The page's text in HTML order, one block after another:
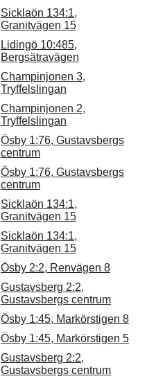
Sicklaön 134:1,
Granitvägen 15
Lidingö 10:485,
Bergsätravägen
Champinjonen 3,
Tryffelslingan
Champinjonen 2,
Tryffelslingan
Ösby 1:76, Gustavsbergs
centrum
Ösby 1:76, Gustavsbergs
centrum
Sicklaön 134:1,
Granitvägen 15
Sicklaön 134:1,
Granitvägen 15
Ösby 2:2, Renvägen 8
Gustavsberg 2:2,
Gustavsbergs centrum
Ösby 1:45, Markörstigen 8
Ösby 1:45, Markörstigen 5
Gustavsberg 2:2,
Gustavsbergs centrum